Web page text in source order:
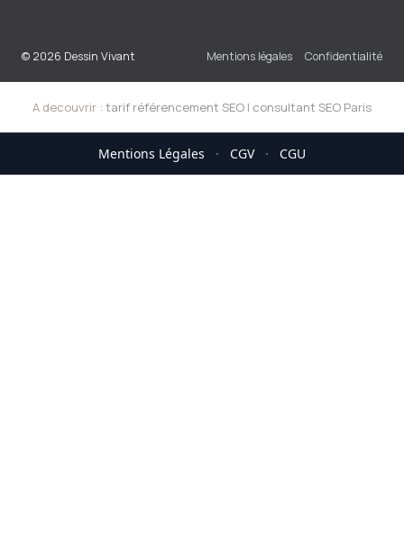
© 2026 Dessin Vivant Mentions légales Confidentialité
A decouvrir : tarif référencement SEO | consultant SEO Paris
Mentions Légales · CGV · CGU